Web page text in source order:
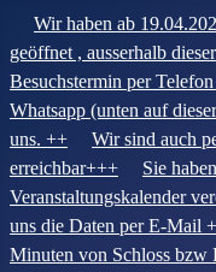
Wir haben ab
geöffnet , ausserhalb
Besuchstermin per
Whatsapp (unten auf
uns. ++
Wir sind auch
erreichbar+++
Sie
Veranstaltungskalender
uns die Daten per E-Mail
Minuten von Schloss bzw